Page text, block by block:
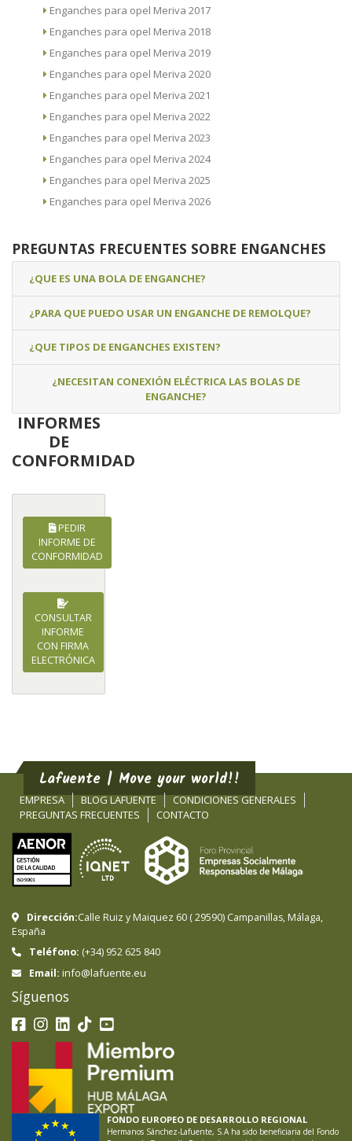
Enganches para opel Meriva 2017
Enganches para opel Meriva 2018
Enganches para opel Meriva 2019
Enganches para opel Meriva 2020
Enganches para opel Meriva 2021
Enganches para opel Meriva 2022
Enganches para opel Meriva 2023
Enganches para opel Meriva 2024
Enganches para opel Meriva 2025
Enganches para opel Meriva 2026
PREGUNTAS FRECUENTES SOBRE ENGANCHES
¿QUE ES UNA BOLA DE ENGANCHE?
¿PARA QUE PUEDO USAR UN ENGANCHE DE REMOLQUE?
¿QUE TIPOS DE ENGANCHES EXISTEN?
¿NECESITAN CONEXIÓN ELÉCTRICA LAS BOLAS DE
ENGANCHE?
INFORMES
DE
CONFORMIDAD
PEDIR
INFORME DE
CONFORMIDAD
CONSULTAR
INFORME
CON FIRMA
ELECTRÓNICA
Lafuente | Move your world!!
EMPRESA BLOG LAFUENTE
CONDICIONES GENERALES
PREGUNTAS FRECUENTES
CONTACTO
Dirección:Calle Ruiz y Maiquez 60 (29590) Campanillas, Málaga,
España
Teléfono: (+34) 952 625 840
Email: info@lafuente.eu
Síguenos
FONDO EUROPEO DE DESARROLLO REGIONAL
Hermanos Sánchez-Lafuente, S.A ha sido beneficiaria del Fondo